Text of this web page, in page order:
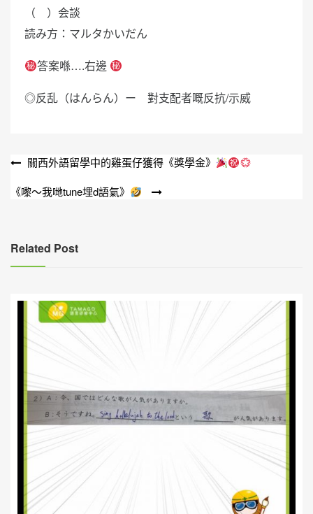
（ ）会談
読み方：マルタかいだん
答案喺….右邊
◎反乱（はんらん）ー 對支配者嘅反抗/示威
文
章
關西外語留學中的雞蛋仔獲得《獎學金》
《嚟～我哋tune埋d語氣》
Related Post